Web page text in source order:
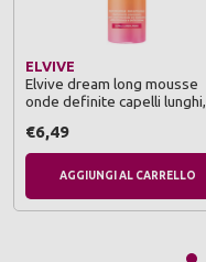
ELVIVE
Elvive dream long mousse
onde definite capelli lunghi,
€6,49
AGGIUNGI AL CARRELLO